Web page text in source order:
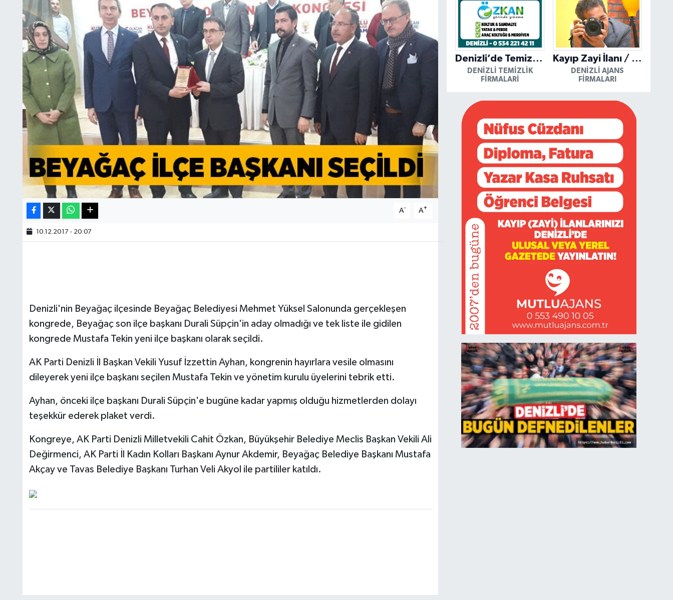
A- A+
10.12.2017 - 20:07
Denizli'nin Beyağaç ilçesinde Beyağaç Belediyesi Mehmet Yüksel Salonunda gerçekleşen
kongrede, Beyağaç son ilçe başkanı Durali Süpçin'in aday olmadığı ve tek liste ile gidilen
kongrede Mustafa Tekin yeni ilçe başkanı olarak seçildi.
AK Parti Denizli İl Başkan Vekili Yusuf İzzettin Ayhan, kongrenin hayırlara vesile olmasını
dileyerek yeni ilçe başkanı seçilen Mustafa Tekin ve yönetim kurulu üyelerini tebrik etti.
Ayhan, önceki ilçe başkanı Durali Süpçin'e bugüne kadar yapmış olduğu hizmetlerden dolayı
teşekkür ederek plaket verdi.
Kongreye, AK Parti Denizli Milletvekili Cahit Özkan, Büyükşehir Belediye Meclis Başkan Vekili Ali
Değirmenci, AK Parti İl Kadın Kolları Başkanı Aynur Akdemir, Beyağaç Belediye Başkanı Mustafa
Akçay ve Tavas Belediye Başkanı Turhan Veli Akyol ile partililer katıldı.
Denizli’de Temizliğin Güvenilir Adresi: Özkan Yerinde Yıkama
DENIZLI TEMIZLIK
FIRMALARI
Kayıp Zayi İlanı / Mutlu Ajans / Denizli
DENIZLI AJANS
FIRMALARI